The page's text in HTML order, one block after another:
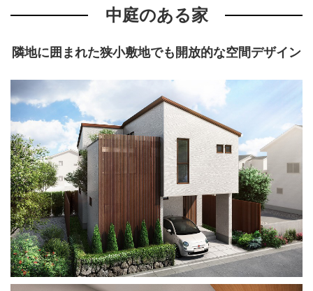
中庭のある家
隣地に囲まれた狭小敷地でも 開放的な空間デザイン